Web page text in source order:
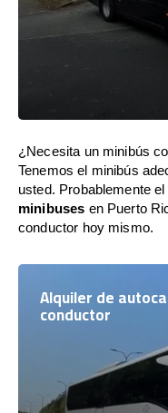
¿Necesita un minibús
Tenemos el minibús
usted. Probablemente
minibuses en Puerto
conductor hoy mismo.
Alquiler de
conductor